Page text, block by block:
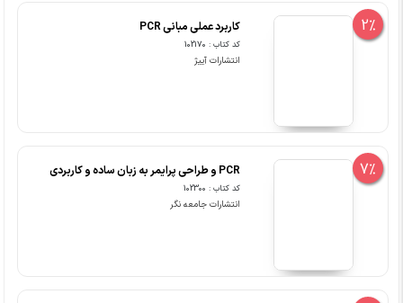
2% کاربرد عملی مبانی PCR
کد کتاب : 102170
انتشارات آییژ
7% PCR و طراحی پرایمر به زبان ساده و کاربردی
کد کتاب : 102300
انتشارات جامعه نگر